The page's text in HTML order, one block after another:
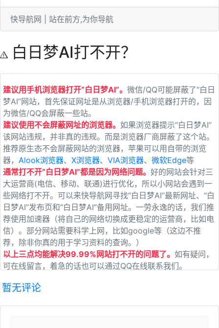
快导航网 | 站在前方,为你导航
白日梦AI打不开？
建议用手机浏览器打开“白日梦AI”。 微信/QQ可能屏蔽了“白日
梦AI”网站，首先保证网址是从浏览器/手机浏览器打开的，因
为微信/QQ会屏蔽一些站。
建议使用不会屏蔽网址的浏览器。 如果浏览器提示“白日梦AI”
该网站违规，并非真的违规。而是浏览器厂商屏蔽了这个站。
推荐原生态不会屏蔽网站的浏览器，苹果可以用自带的浏览
器， Alook浏览器、 X浏览器、 VIA浏览器、 微软Edge等
通常打不开“白日梦AI”都是因为网络问题。 好的网站会针对三
大运营商(电信、移动、联通)进行优化，所以小网站会遇到一
些网络打不开。可以来快导航网寻找“白日梦AI”最新网址、“白
日梦AI”发布页和“白日梦AI”备用网址。一劳永逸的话，我们推
荐使用加速器（将自己的网络切换成更稳定的运营商，比如电
信）。部分网站需要科学上网，比如google等（这边不推
荐，除非你真的用于学习资料的查询。）
以上三点均能解决99.99%网站打不开的问题了。 如有疑问，
可在线留言，着急的话也可以通过QQ在线联系我们。
暂无评论